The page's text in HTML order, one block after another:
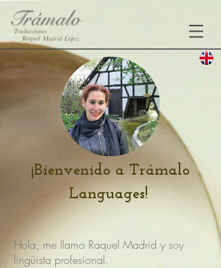
¡Bienvenido a Trámalo
Languages!
Hola, me llamo Raquel Madrid y soy
lingüista profesional.